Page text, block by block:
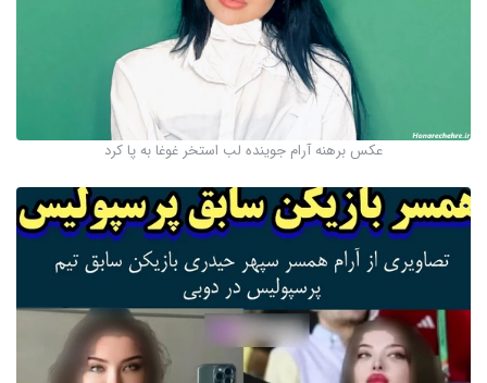
عکس برهنه آرام جوینده لب استخر غوغا به پا کرد